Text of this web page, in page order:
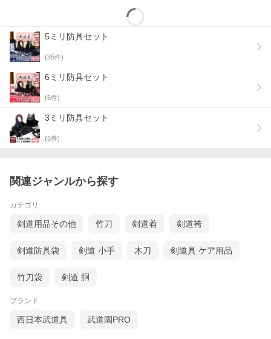
5ミリ防具セット
(35件)
6ミリ防具セット
(6件)
3ミリ防具セット
(6件)
関連ジャンルから探す
カテゴリ
剣道用品その他 竹刀 剣道着 剣道袴
剣道防具袋 剣道 小手 木刀 剣道具 ケア用品
竹刀袋 剣道 胴
ブランド
西日本武道具 武道園PRO